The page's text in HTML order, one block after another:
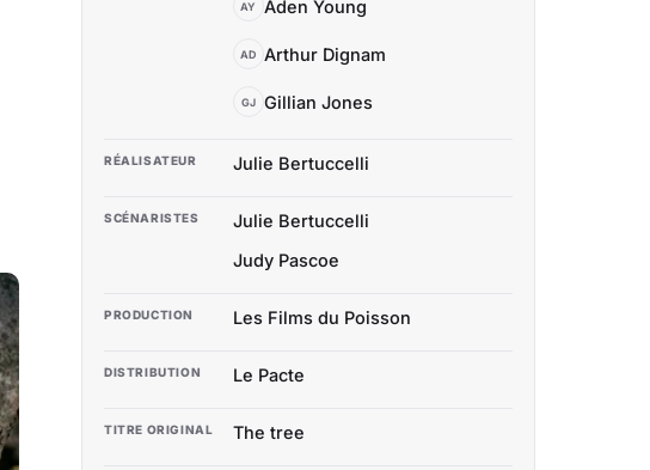
AY Aden Young
AD Arthur Dignam
GJ Gillian Jones
RÉALISATEUR Julie Bertuccelli
SCÉNARISTES
Julie Bertuccelli
Judy Pascoe
PRODUCTION Les Films du Poisson
DISTRIBUTION Le Pacte
TITRE ORIGINAL The tree